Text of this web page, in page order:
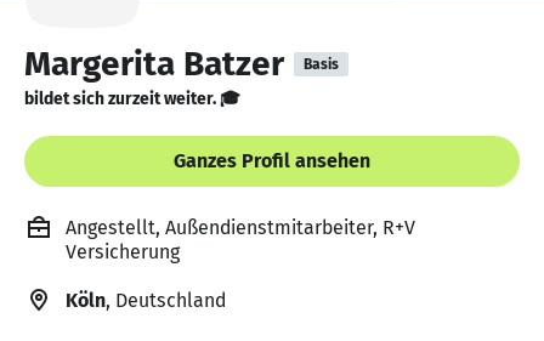
Margerita Batzer Basis
bildet sich zurzeit weiter. 🎓
Ganzes Profil ansehen
Angestellt, Außendienstmitarbeiter, R+V
Versicherung
Köln, Deutschland